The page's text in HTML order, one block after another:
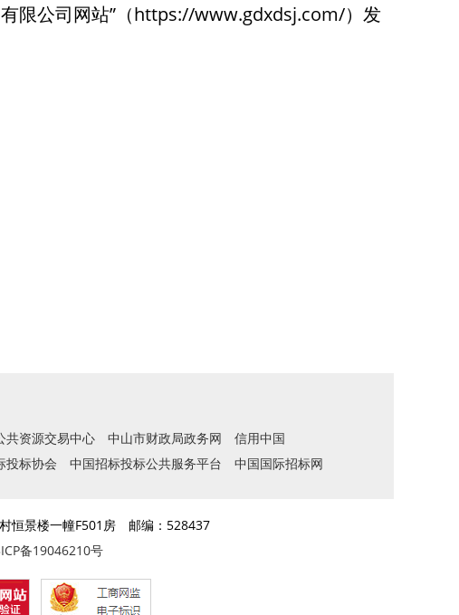
限公司网站”（https://www.gdxdsj.com/）发
共资源交易中心 中山市财政局政务网
信用中国
投标协会 中国招标投标公共服务平台 中国国际招标网
恒景楼一幢F501房
邮编：528437
备19046210号